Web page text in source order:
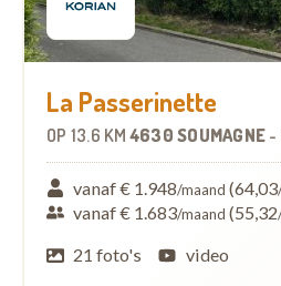
La Passerinette
OP 13.6 KM 4630 SOUMAGNE -
vanaf € 1.948/maand (64,03
vanaf € 1.683/maand (55,32
21 foto's
video